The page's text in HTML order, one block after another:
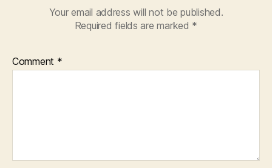
Your email address will not be published.
Required fields are marked *
Comment *